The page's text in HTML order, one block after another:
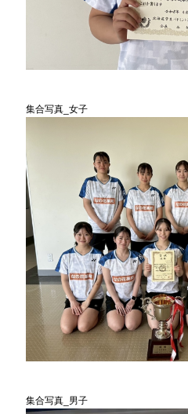
集合写真_女子
集合写真_男子